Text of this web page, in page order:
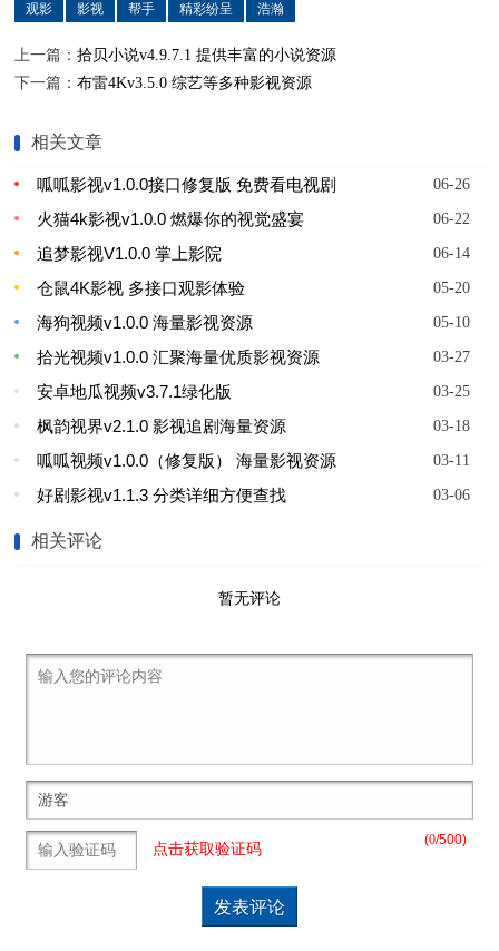
观影 影视 帮手 精彩纷呈 浩瀚
上一篇：拾贝小说v4.9.7.1 提供丰富的小说资源
下一篇：布雷4Kv3.5.0 综艺等多种影视资源
相关文章
06-26
呱呱影视v1.0.0接口修复版 免费看电视剧
06-22
火猫4k影视v1.0.0 燃爆你的视觉盛宴
06-14
追梦影视V1.0.0 掌上影院
05-20
仓鼠4K影视 多接口观影体验
05-10
海狗视频v1.0.0 海量影视资源
03-27
拾光视频v1.0.0 汇聚海量优质影视资源
03-25
安卓地瓜视频v3.7.1绿化版
03-18
枫韵视界v2.1.0 影视追剧海量资源
03-11
呱呱视频v1.0.0（修复版） 海量影视资源
03-06
好剧影视v1.1.3 分类详细方便查找
相关评论
暂无评论
(0/500)
点击获取验证码